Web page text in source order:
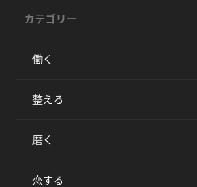
カテゴリー
働く
整える
磨く
恋する